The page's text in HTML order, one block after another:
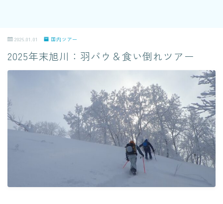
2026.01.01 国内ツアー
2025年末旭川：羽パウ＆食い倒れツアー